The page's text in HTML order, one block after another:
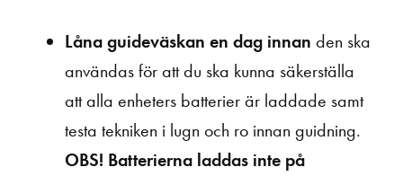
Låna guideväskan en dag innan den ska
användas för att du ska kunna säkerställa
att alla enheters batterier är laddade samt
testa tekniken i lugn och ro innan guidning.
OBS! Batterierna laddas inte på